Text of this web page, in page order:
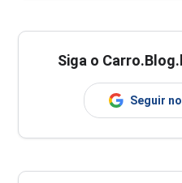
Siga o
Seguir